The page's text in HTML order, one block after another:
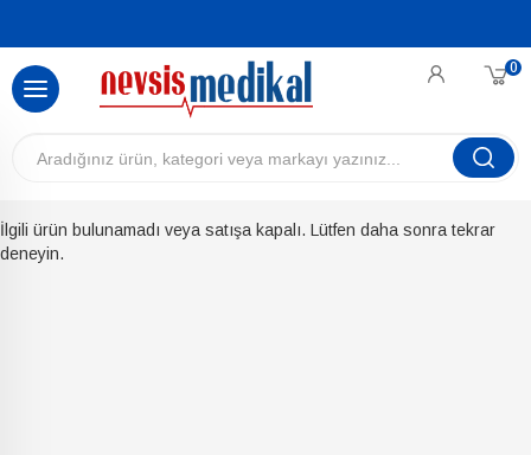
0
İlgili ürün bulunamadı veya satışa kapalı. Lütfen daha sonra tekrar
deneyin.